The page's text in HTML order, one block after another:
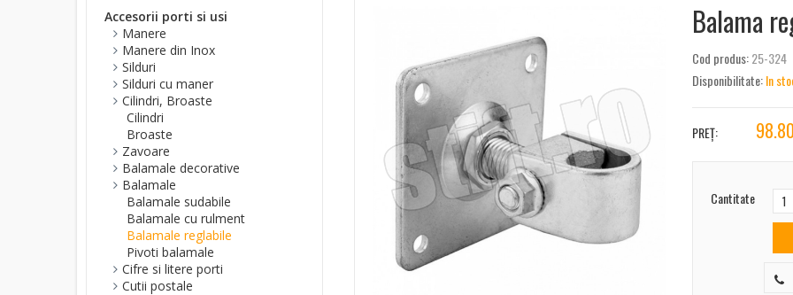
Balama
Cod produs:25-324
Disponibilitate:In
PREȚ:
Cantitate
Accesorii porti si usi
Manere
Manere din Inox
Silduri
Silduri cu maner
Cilindri, Broaste
Cilindri
Broaste
Zavoare
Balamale decorative
Balamale
Balamale sudabile
Balamale cu rulment
Balamale reglabile
Pivoti balamale
Cifre si litere porti
Cutii postale